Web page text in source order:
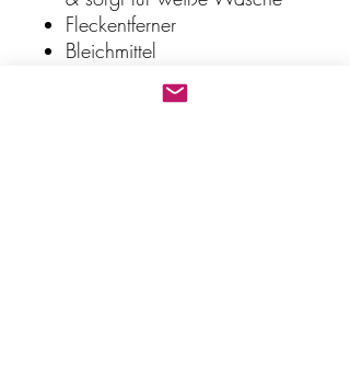
Fleckentferner
Bleichmittel
Desinfizierende Wirkung